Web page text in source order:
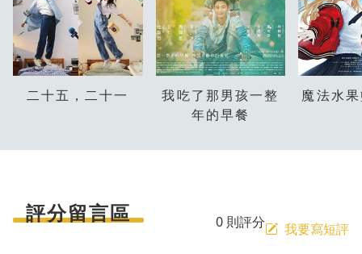
二十五，二十一
我吃了那男孩一整
年的早餐
魔法水
評分留言區 0 則評分 我要寫短評